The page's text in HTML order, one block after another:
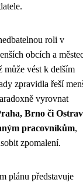
roli v
obcích a
může vést k delším
zpravidla řeší
vyrovnat
Brno či
pracovníkům,
zpomalení.
plánu představuje